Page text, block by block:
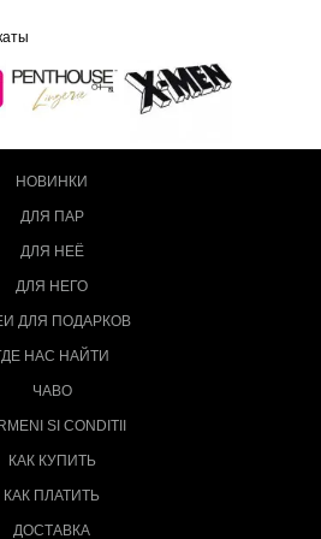
НОВИНКИ
ДЛЯ ПАР
ДЛЯ НЕЁ
ДЛЯ НЕГО
ДЛЯ ПОДАРКОВ
НАС НАЙТИ
ЧАВО
SI CONDITII
КАК КУПИТЬ
КАК ПЛАТИТЬ
ДОСТАВКА